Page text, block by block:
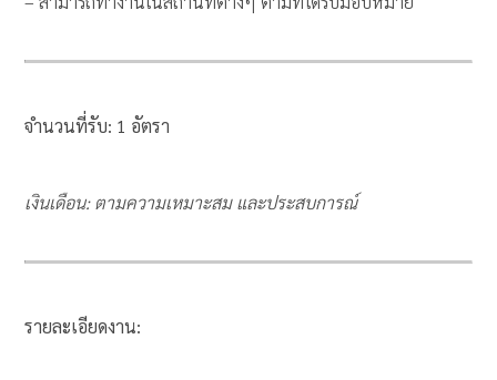
จำนวนที่รับ: 1 อัตรา
เงินเดือน: ตามความเหมาะสม และประสบการณ์
รายละเอียดงาน: